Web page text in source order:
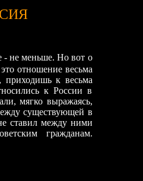
- не меньше. Но вот о
отношение весьма
приходишь к весьма
к России в
мягко выражаясь,
существующей в
ставил между ними
гражданам.